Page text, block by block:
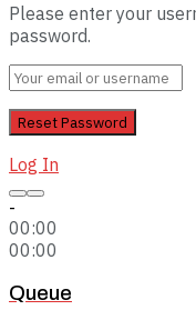
Please enter your
password.
Log In
-
00:00
00:00
Queue